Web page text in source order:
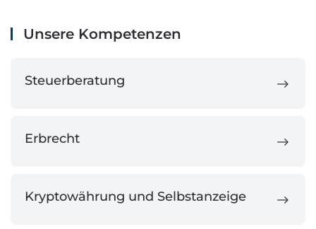
Unsere Kompetenzen
Steuerberatung
Erbrecht
Kryptowährung und Selbstanzeige